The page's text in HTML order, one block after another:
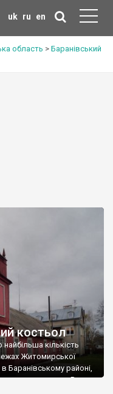
uk ru en
область > Баранівський
костьол
кількість
Житомирської
в Баранівському районі,
– римо-католики. В